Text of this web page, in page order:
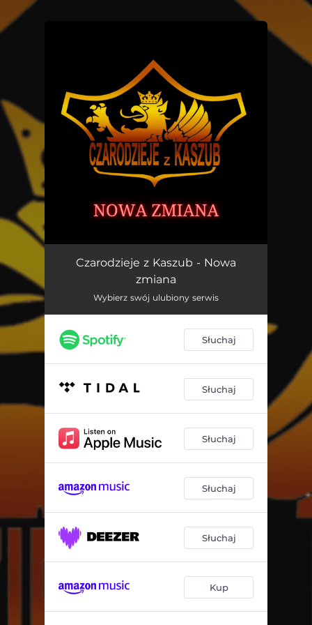
Nowa zmiana 03:55
Czarodzieje z Kaszub - Nowa
zmiana
Wybierz swój ulubiony serwis
Słuchaj
Słuchaj
Słuchaj
Słuchaj
Słuchaj
Kup